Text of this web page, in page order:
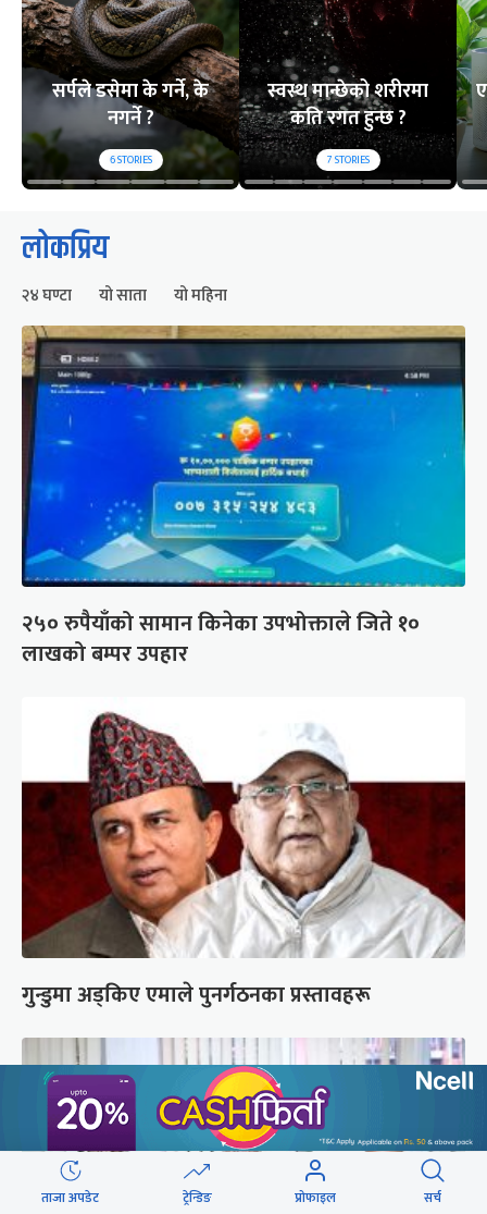
सर्पले डसेमा के गर्ने, के
नगर्ने ?
6STORIES
स्वस्थ मान्छेको शरीरमा
कति रगत हुन्छ ?
7STORIES
लोकप्रिय
२४ घण्टा यो साता यो महिना
२५० रुपैयाँको सामान किनेका उपभोक्ताले जिते १०
लाखको बम्पर उपहार
गुन्डुमा अड्किए एमाले पुनर्गठनका प्रस्तावहरू
ताजा अपडेट ट्रेन्डिङ प्रोफाइल सर्च